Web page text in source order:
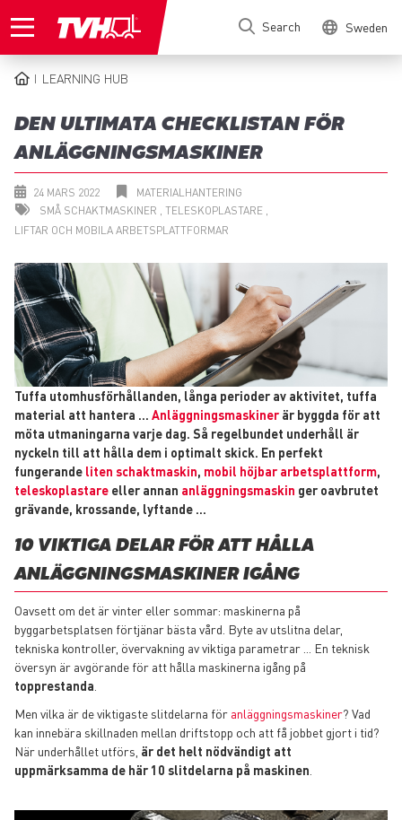
to
Search Sweden
LEARNING HUB
DEN ULTIMATA CHECKLISTAN FÖR
ANLÄGGNINGSMASKINER
24 MARS 2022
MATERIALHANTERING
SMÅ SCHAKTMASKINER
TELESKOPLASTARE
LIFTAR OCH MOBILA ARBETSPLATTFORMAR
Tuffa utomhusförhållanden, långa perioder av aktivitet, tuffa
material att hantera … Anläggningsmaskiner är byggda för att
möta utmaningarna varje dag. Så regelbundet underhåll är
nyckeln till att hålla dem i optimalt skick. En perfekt
fungerande liten schaktmaskin, mobil höjbar arbetsplattform,
teleskoplastare eller annan anläggningsmaskin ger oavbrutet
grävande, krossande, lyftande ...
10 VIKTIGA DELAR FÖR ATT HÅLLA
ANLÄGGNINGSMASKINER IGÅNG
Oavsett om det är vinter eller sommar: maskinerna på
byggarbetsplatsen förtjänar bästa vård. Byte av utslitna delar,
tekniska kontroller, övervakning av viktiga parametrar ... En teknisk
översyn är avgörande för att hålla maskinerna igång på
topprestanda
Men vilka är de viktigaste slitdelarna för anläggningsmaskiner? Vad
kan innebära skillnaden mellan driftstopp och att få jobbet gjort i tid?
När underhållet utförs, är det helt nödvändigt att
uppmärksamma de här 10 slitdelarna på maskinen